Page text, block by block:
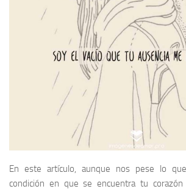
En este artículo, aunque nos pese lo
condición en que se encuentra tu